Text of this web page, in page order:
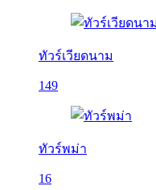
ทัวร์เวียดนาม
149
ทัวร์พม่า
16